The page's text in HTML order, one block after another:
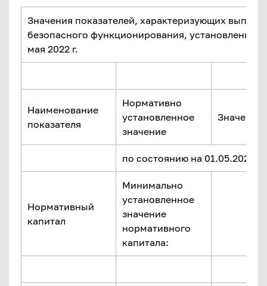
Значения показателей, характеризующих
безопасного функционирования,
мая 2022 г.
Наименование
показателя
Нормативно
установленное
значение
Значение
по состоянию на 01.05.2022 г.
Нормативный
капитал
Минимально
установленное
значение
нормативного
капитала: